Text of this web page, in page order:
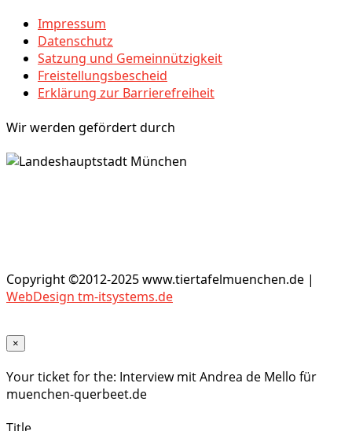
Impressum
Datenschutz
Satzung und Gemeinnützigkeit
Freistellungsbescheid
Erklärung zur Barrierefreiheit
Wir werden gefördert durch
Copyright ©2012-2025 www.tiertafelmuenchen.de |
WebDesign tm-itsystems.de
×
Your ticket for the: Interview mit Andrea de Mello für
muenchen-querbeet.de